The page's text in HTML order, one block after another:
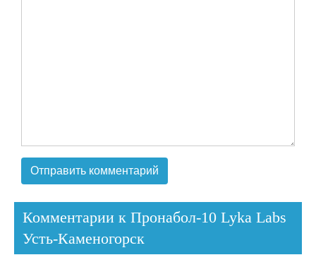
Комментарии к Пронабол-10 Lyka Labs
Усть-Каменогорск